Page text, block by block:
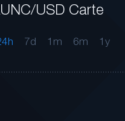
USD Carte
7d 1m 6m 1y